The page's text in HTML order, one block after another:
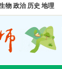
物 政治 历史 地理